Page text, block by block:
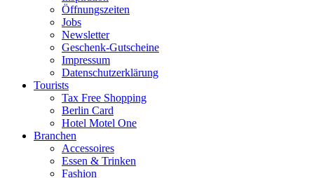
Öffnungszeiten
Jobs
Newsletter
Geschenk-Gutscheine
Impressum
Datenschutzerklärung
Tourists
Tax Free Shopping
Berlin Card
Hotel Motel One
Branchen
Accessoires
Essen & Trinken
Fashion